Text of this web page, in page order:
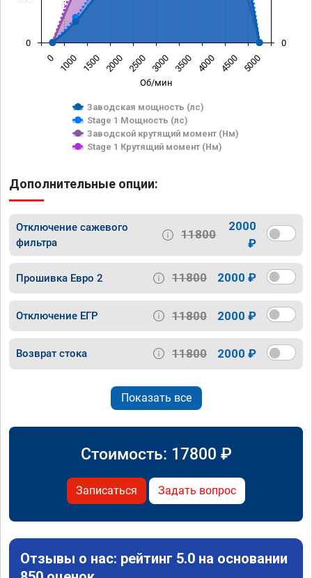
Об/мин
Заводская мощность (лс)
Stage 1 Мощность (лс)
Заводской крутящий момент (Нм)
Stage 1 Крутящий момент (Нм)
0 1000 1500 2000 2500 3000 3500 4000 4500 5000
0 0
Дополнительные опции:
Отключение сажевого
фильтра
11800
2000
₽
Прошивка Евро 2 11800 2000 ₽
Отключение ЕГР 11800 2000 ₽
Возврат стока 11800 2000 ₽
Показать все
Стоимость: 17800 ₽
Записаться Задать вопрос
Отзывы о нас: рейтинг 5.0 на основании